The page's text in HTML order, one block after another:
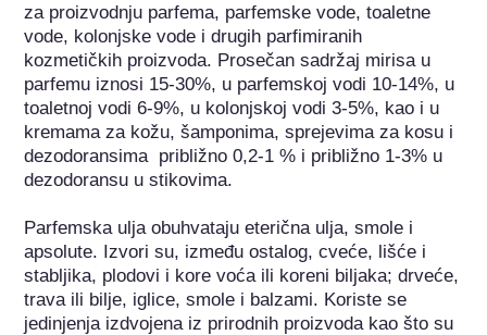
za proizvodnju parfema, parfemske vode, toaletne
vode, kolonjske vode i drugih parfimiranih
kozmetičkih proizvoda. Prosečan sadržaj mirisa u
parfemu iznosi 15-30%, u parfemskoj vodi 10-14%, u
toaletnoj vodi 6-9%, u kolonjskoj vodi 3-5%, kao i u
kremama za kožu, šamponima, sprejevima za kosu i
dezodoransima  približno 0,2-1 % i približno 1-3% u
dezodoransu u stikovima.
Parfemska ulja obuhvataju eterična ulja, smole i
apsolute. Izvori su, između ostalog, cveće, lišće i
stabljika, plodovi i kore voća ili koreni biljaka; drveće,
trava ili bilje, iglice, smole i balzami. Koriste se
jedinjenja izdvojena iz prirodnih proizvoda kao što su